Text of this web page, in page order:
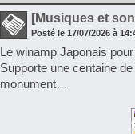
[Musiques et
Posté le 17/07/2026 à
Le winamp Japonais
Supporte une centaine
monument…